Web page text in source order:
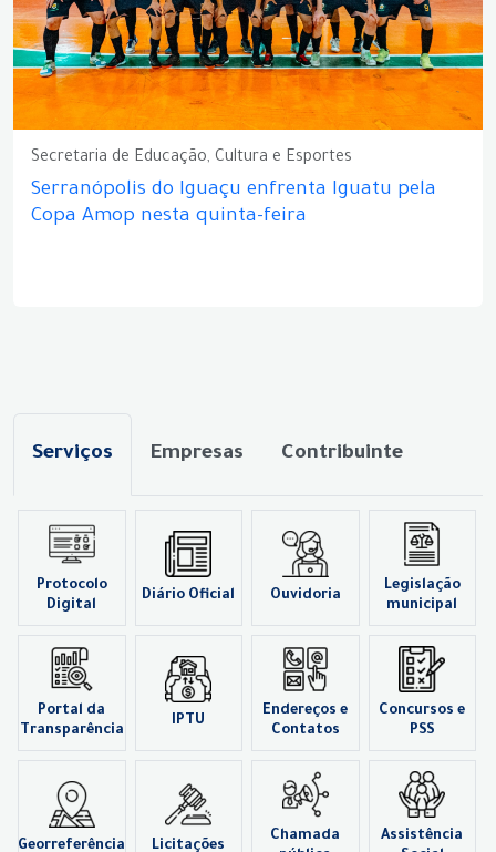
Secretaria de Educação, Cultura e Esportes
Serranópolis do Iguaçu enfrenta Iguatu pela
Copa Amop nesta quinta-feira
Serviços Empresas Contribuinte
Protocolo
Digital
Diário Oficial Ouvidoria
Legislação
municipal
Portal da
Transparência
IPTU
Endereços e
Contatos
Concursos e
PSS
Georreferência Licitações
Chamada
Assistência